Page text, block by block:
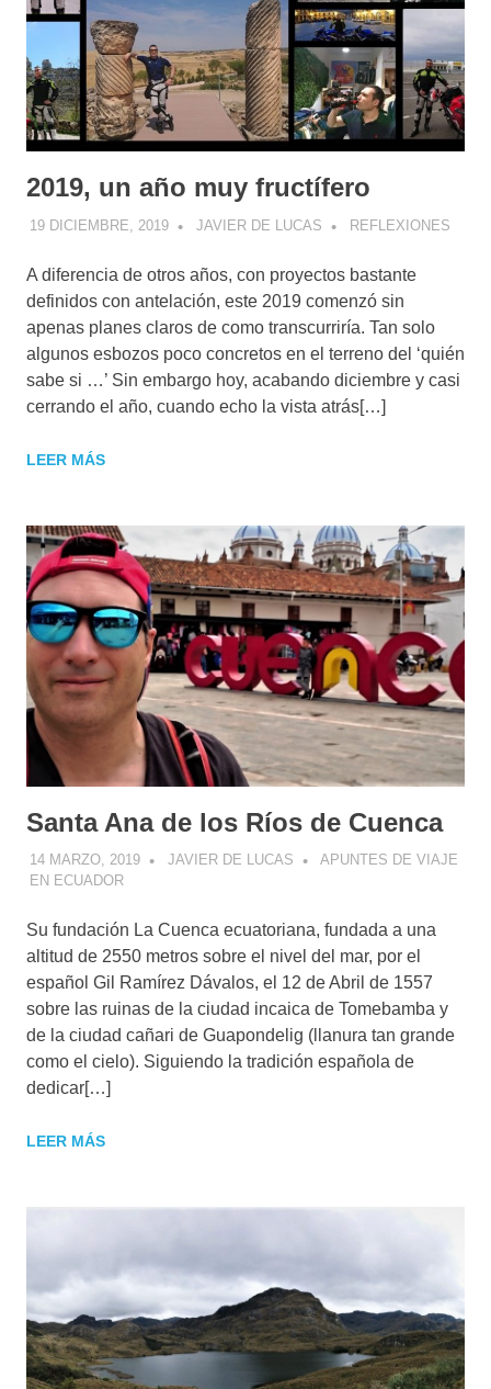
2019, un año muy fructífero
19 DICIEMBRE, 2019 JAVIER DE LUCAS REFLEXIONES
A diferencia de otros años, con proyectos bastante
definidos con antelación, este 2019 comenzó sin
apenas planes claros de como transcurriría. Tan solo
algunos esbozos poco concretos en el terreno del ‘quién
sabe si …’ Sin embargo hoy, acabando diciembre y casi
cerrando el año, cuando echo la vista atrás[…]
LEER MÁS
Santa Ana de los Ríos de Cuenca
14 MARZO, 2019 JAVIER DE LUCAS
APUNTES DE VIAJE
EN ECUADOR
Su fundación La Cuenca ecuatoriana, fundada a una
altitud de 2550 metros sobre el nivel del mar, por el
español Gil Ramírez Dávalos, el 12 de Abril de 1557
sobre las ruinas de la ciudad incaica de Tomebamba y
de la ciudad cañari de Guapondelig (llanura tan grande
como el cielo). Siguiendo la tradición española de
dedicar[…]
LEER MÁS